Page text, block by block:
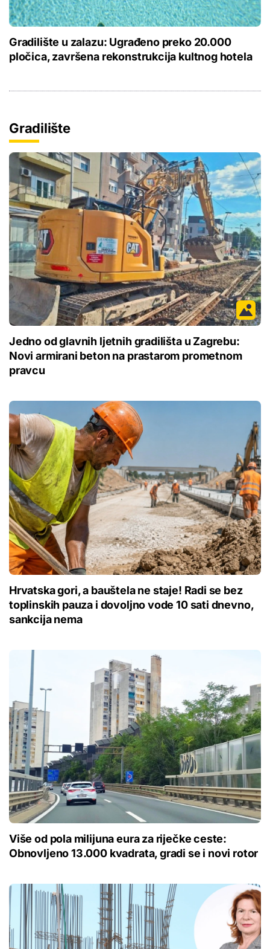
Gradilište u zalazu: Ugrađeno preko 20.000
pločica, završena rekonstrukcija kultnog hotela
Gradilište
Jedno od glavnih ljetnih gradilišta u Zagrebu:
Novi armirani beton na prastarom prometnom
pravcu
Hrvatska gori, a bauštela ne staje! Radi se bez
toplinskih pauza i dovoljno vode 10 sati dnevno,
sankcija nema
Više od pola milijuna eura za riječke ceste:
Obnovljeno 13.000 kvadrata, gradi se i novi rotor